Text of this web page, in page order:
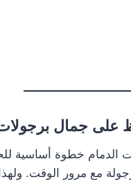
على جمال
الدمام خطوة أساسية
مع مرور الوقت.